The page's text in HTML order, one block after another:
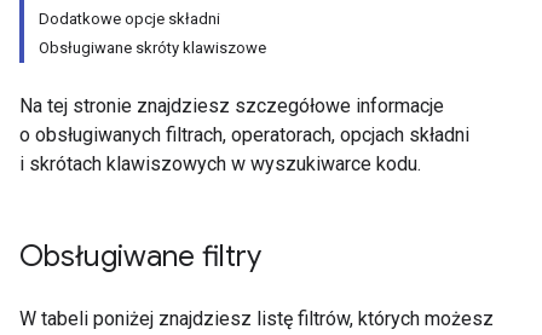
Dodatkowe opcje składni
Obsługiwane skróty klawiszowe
Na tej stronie znajdziesz szczegółowe informacje
o obsługiwanych filtrach, operatorach, opcjach składni
i skrótach klawiszowych w wyszukiwarce kodu.
Obsługiwane filtry
W tabeli poniżej znajdziesz listę filtrów, których możesz